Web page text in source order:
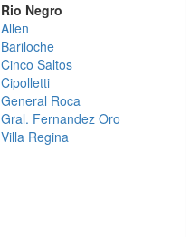
Rio Negro
Allen
Bariloche
Cinco Saltos
Cipolletti
General Roca
Gral. Fernandez Oro
Villa Regina